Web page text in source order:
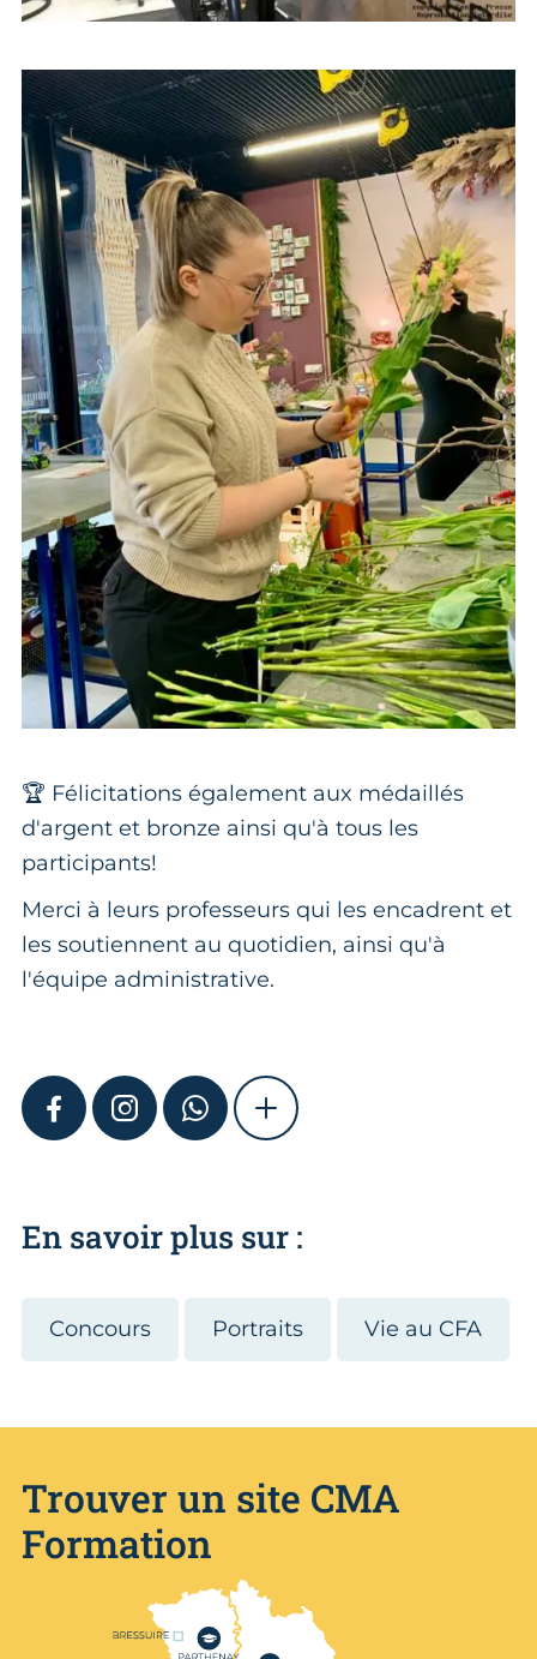
🏆 Félicitations également aux médaillés
d'argent et bronze ainsi qu'à tous les
participants!
Merci à leurs professeurs qui les encadrent et
les soutiennent au quotidien, ainsi qu'à
l'équipe administrative.
FACEBOOKINSTAGRAMWHATSAPPSHOW MORE
En savoir plus sur :
Concours Portraits Vie au CFA
Trouver un site CMA
Formation
Nos centres de formation